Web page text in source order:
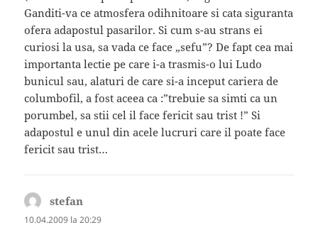
Ganditi-va ce atmosfera odihnitoare si cata siguranta
ofera adapostul pasarilor. Si cum s-au strans ei
curiosi la usa, sa vada ce face „sefu”? De fapt cea mai
importanta lectie pe care i-a trasmis-o lui Ludo
bunicul sau, alaturi de care si-a inceput cariera de
columbofil, a fost aceea ca :”trebuie sa simti ca un
porumbel, sa stii cel il face fericit sau trist !” Si
adapostul e unul din acele lucruri care il poate face
fericit sau trist…
stefan
10.04.2009 la 20:29